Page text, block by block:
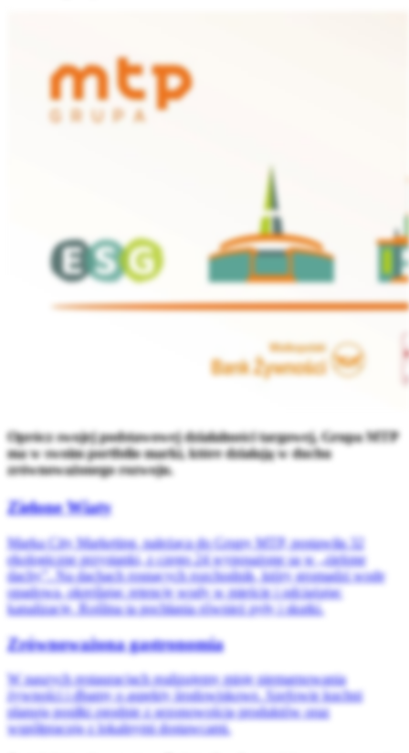
Oprócz swojej podstawowej działalności targowej, Grupa MTP
ma w swoim portfolio marki, które działają w duchu
zrównoważonego rozwoju.
Zielone Wiaty
Marka City Marketing, należąca do Grupy MTP, postawiła 32
ekologiczne przystanki, z czego 24 wyposażone są w „zielone
dachy”. Na dachach rosnących rozchodnik, który gromadzi wodę
opadową, określając retencję wody w mieście i odciążając
kanalizację. Roślina ta pochłania również pyły i skutki.
Zrównoważona gastronomia
W naszych restauracjach realizujemy misję niemarnowania
żywności i dbamy o aspekty środowiskowe. Szefowie kuchni
planują posiłki zgodnie z sezonowością produktów oraz
współpracują z lokalnymi dostawcami.